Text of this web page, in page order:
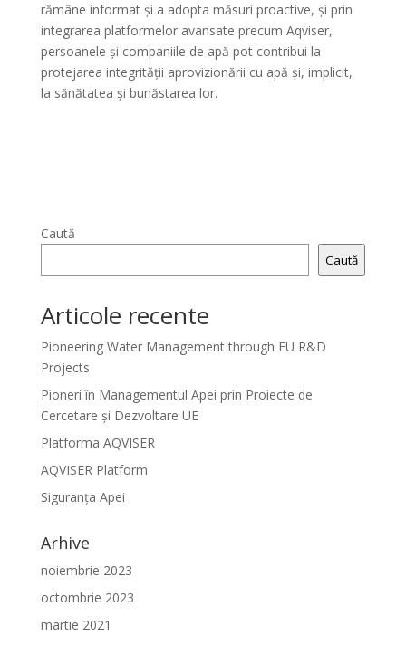
rămâne informat și a adopta măsuri proactive, și prin
integrarea platformelor avansate precum Aqviser,
persoanele și companiile de apă pot contribui la
protejarea integrității aprovizionării cu apă și, implicit,
la sănătatea și bunăstarea lor.
Caută
Caută
Articole recente
Pioneering Water Management through EU R&D
Projects
Pioneri în Managementul Apei prin Proiecte de
Cercetare și Dezvoltare UE
Platforma AQVISER
AQVISER Platform
Siguranța Apei
Arhive
noiembrie 2023
octombrie 2023
martie 2021